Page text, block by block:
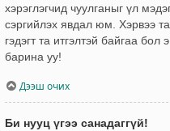
хэрэглэгчид чуулганыг үл
сэргийлэх явдал юм. Хэрвээ
гэдэгт та итгэлтэй байгаа
барина уу!
Дээш очих
Би нууц үгээ санадаггүй!